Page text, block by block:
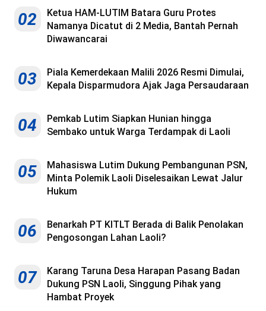
02
Ketua HAM-LUTIM Batara Guru Protes
Namanya Dicatut di 2 Media, Bantah Pernah
Diwawancarai
03
Piala Kemerdekaan Malili 2026 Resmi Dimulai,
Kepala Disparmudora Ajak Jaga Persaudaraan
04
Pemkab Lutim Siapkan Hunian hingga
Sembako untuk Warga Terdampak di Laoli
05
Mahasiswa Lutim Dukung Pembangunan PSN,
Minta Polemik Laoli Diselesaikan Lewat Jalur
Hukum
06
Benarkah PT KITLT Berada di Balik Penolakan
Pengosongan Lahan Laoli?
07
Karang Taruna Desa Harapan Pasang Badan
Dukung PSN Laoli, Singgung Pihak yang
Hambat Proyek